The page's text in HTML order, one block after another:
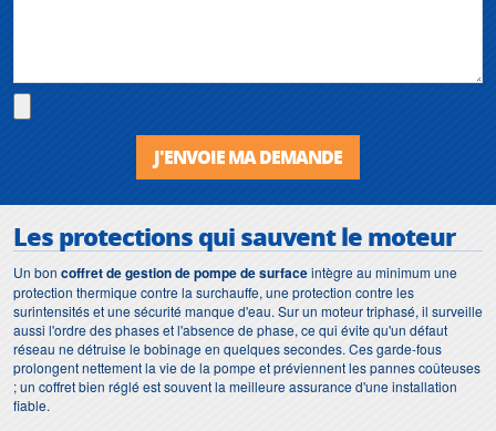
J'ENVOIE MA DEMANDE
Les protections qui sauvent le moteur
Un bon coffret de gestion de pompe de surfaceintègre au minimum une
protection thermique contre la surchauffe, une protection contre les
surintensités et une sécurité manque d'eau. Sur un moteur triphasé, il surveille
aussi l'ordre des phases et l'absence de phase, ce qui évite qu'un défaut
réseau ne détruise le bobinage en quelques secondes. Ces garde-fous
prolongent nettement la vie de la pompe et préviennent les pannes coûteuses
; un coffret bien réglé est souvent la meilleure assurance d'une installation
fiable.